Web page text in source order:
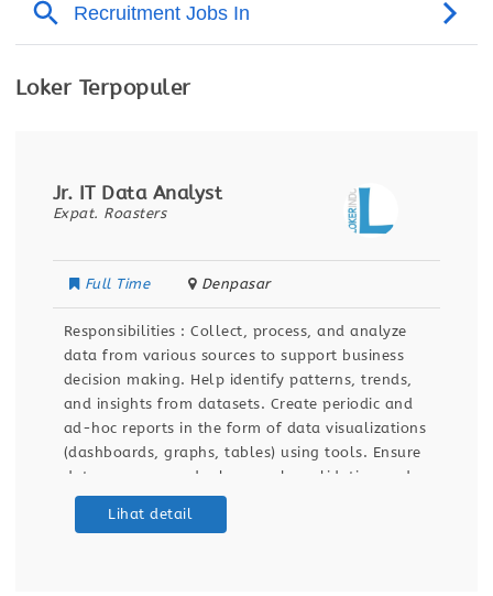
Loker Terpopuler
Jr. IT Data Analyst
Expat. Roasters
Full Time Denpasar
Responsibilities : Collect, process, and analyze
data from various sources to support business
decision making. Help identify patterns, trends,
and insights from datasets. Create periodic and
ad-hoc reports in the form of data visualizations
(dashboards, graphs, tables) using tools. Ensure
data accuracy and relevance by validating and
maintaining databases and dashboards. Support
Lihat detail